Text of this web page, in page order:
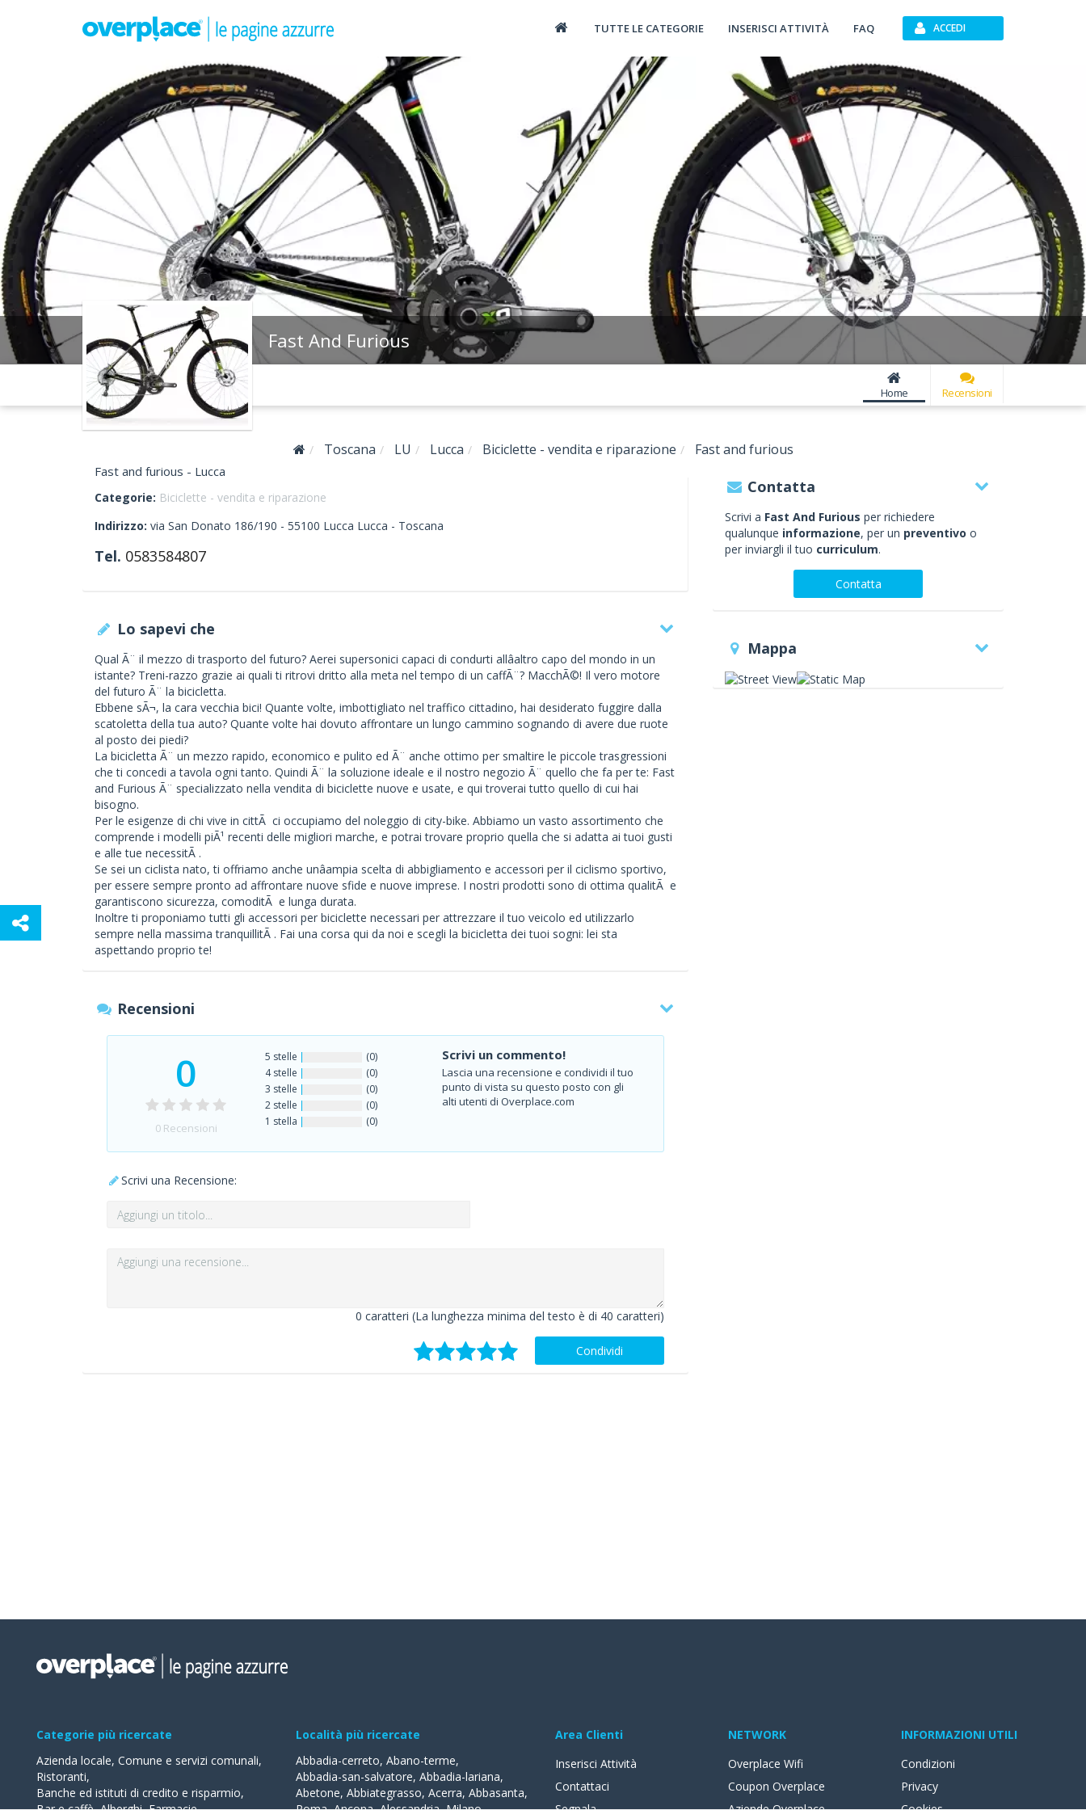
TUTTE LE CATEGORIE INSERISCI ATTIVITÀ FAQ ACCEDI
Fast And Furious
Home Recensioni
Toscana LU Lucca Biciclette - vendita e riparazione Fast and furious
Fast and furious - Lucca
Categorie: Biciclette - vendita e riparazione
Indirizzo: via San Donato 186/190 - 55100 Lucca Lucca - Toscana
Tel. 0583584807
Lo sapevi che
Qual Ã¨ il mezzo di trasporto del futuro? Aerei supersonici capaci di condurti allâaltro capo del mondo in un
istante? Treni-razzo grazie ai quali ti ritrovi dritto alla meta nel tempo di un caffÃ¨? MacchÃ©! Il vero motore
del futuro Ã¨ la bicicletta.
Ebbene sÃ¬, la cara vecchia bici! Quante volte, imbottigliato nel traffico cittadino, hai desiderato fuggire dalla
scatoletta della tua auto? Quante volte hai dovuto affrontare un lungo cammino sognando di avere due ruote
al posto dei piedi?
La bicicletta Ã¨ un mezzo rapido, economico e pulito ed Ã¨ anche ottimo per smaltire le piccole trasgressioni
che ti concedi a tavola ogni tanto. Quindi Ã¨ la soluzione ideale e il nostro negozio Ã¨ quello che fa per te: Fast
and Furious Ã¨ specializzato nella vendita di biciclette nuove e usate, e qui troverai tutto quello di cui hai
bisogno.
Per le esigenze di chi vive in cittÃ ci occupiamo del noleggio di city-bike. Abbiamo un vasto assortimento che
comprende i modelli piÃ¹ recenti delle migliori marche, e potrai trovare proprio quella che si adatta ai tuoi gusti
e alle tue necessitÃ .
Se sei un ciclista nato, ti offriamo anche unâampia scelta di abbigliamento e accessori per il ciclismo sportivo,
per essere sempre pronto ad affrontare nuove sfide e nuove imprese. I nostri prodotti sono di ottima qualitÃ e
garantiscono sicurezza, comoditÃ e lunga durata.
Inoltre ti proponiamo tutti gli accessori per biciclette necessari per attrezzare il tuo veicolo ed utilizzarlo
sempre nella massima tranquillitÃ . Fai una corsa qui da noi e scegli la bicicletta dei tuoi sogni: lei sta
aspettando proprio te!
Recensioni
0
0Recensioni
5 stelle
(0)
4 stelle
(0)
3 stelle
(0)
2 stelle
(0)
1 stella
(0)
Scrivi un commento!
Lascia una recensione e condividi il tuo
punto di vista su questo posto con gli
alti utenti di Overplace.com
Scrivi una Recensione:
0 caratteri (La lunghezza minima del testo è di 40 caratteri)
Condividi
Contatta
Scrivi a Fast And Furious per richiedere
qualunque informazione, per un preventivo o
per inviargli il tuo curriculum.
Contatta
Mappa
Categorie più ricercate
Azienda locale, Comune e servizi comunali,
Ristoranti,
Banche ed istituti di credito e risparmio,
Località più ricercate
Abbadia-cerreto, Abano-terme,
Abbadia-san-salvatore, Abbadia-lariana,
Abetone, Abbiategrasso, Acerra, Abbasanta,
Area Clienti
Inserisci Attività
Contattaci
NETWORK
Overplace Wifi
Coupon Overplace
INFORMAZIONI UTILI
Condizioni
Privacy